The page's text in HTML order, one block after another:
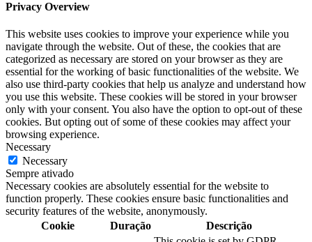
Privacy Overview
This website uses cookies to improve your experience while you
navigate through the website. Out of these, the cookies that are
categorized as necessary are stored on your browser as they are
essential for the working of basic functionalities of the website. We
also use third-party cookies that help us analyze and understand how
you use this website. These cookies will be stored in your browser
only with your consent. You also have the option to opt-out of these
cookies. But opting out of some of these cookies may affect your
browsing experience.
Necessary
Necessary
Sempre ativado
Necessary cookies are absolutely essential for the website to
function properly. These cookies ensure basic functionalities and
security features of the website, anonymously.
Cookie
Duração Descrição